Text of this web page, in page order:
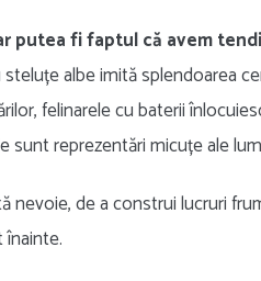
putea fi faptul că avem
albe imită splendoarea
felinarele cu baterii
sunt reprezentări micuțe ale
nevoie, de a construi lucruri